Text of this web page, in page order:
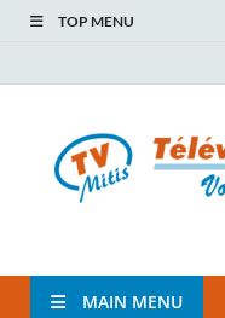
TOP MENU
TVM
MAIN MENU